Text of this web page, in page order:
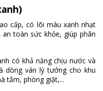
cấp, có lõi màu xanh nhạt
toàn sức khỏe, giúp phân
có khả năng chịu nước và
dòng ván lý tưởng cho khu
tắm, phòng giặt,...